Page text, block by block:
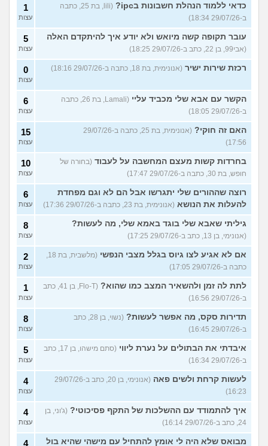
כדאי ללמוד הנהלת חשבונות בipc?
(lili, בת 25, כתבה
ב-29/07/26 18:34)
1
עצות
עובר תקופה קשה מיואש ולא יודע איך להיתקדם האלה
(אבי99, בן 22, כתב ב-29/07/26 18:25)
5
עצות
רכזת שירות ישיר (אנונימית, בת 18, כתבה ב-29/07/26 18:16) 0
עצות
הקשר עם אבא שלי מכביד עליי
(Lamali, בת 26, כתבה
ב-29/07/26 18:05)
6
עצות
האם זה חוקי?
(אנונימית, בת 25, כתבה ב-29/07/26
17:56)
15
עצות
בחרדות קשות מעצם המחשבה על לעבוד (בחורה של
חופש, בת 30, כתבה ב-29/07/26 17:47)
10
עצות
רוצה שההורים שלי יתגרשו אבל הם לא וגם מפחדת
להעלות את הנושא (אנונימית, בת 23, כתבה ב-29/07/26 17:36)
6
עצות
גיליתי שאבא שלי בוגד באמא שלי, מה לעשות?
(אנונימי, בן 13, כתב ב-29/07/26 17:25)
8
עצות
אם לא אגיע לצו גיוס בגלל מצבי הנפשי
כתבה ב-29/07/26 17:05)
2
עצות
לתת לה זמן ולהשאיר המצב כמו שהוא?
(Flo-T, בן 41, כתב
ב-29/07/26 16:56)
1
עצות
תדירות סקס, מה אפשר לעשות?
(נשוי, בן 28, כתב
ב-29/07/26 16:45)
8
עצות
איבדתי את הבתולים על נערת ליווי
(סתם מישהו, בן 17, כתב
ב-29/07/26 16:34)
5
עצות
לעשות קרחת ולשים פאה
(אנונימי, בן 20, כתב ב-29/07/26
16:23)
4
עצות
איך להתמודד עם ההשלכות של התקף פסיכוטי? (ג'וני, בן
24, כתב ב-29/07/26 16:14)
4
עצות
מבואס שלא היה לי אומץ להתחיל עם מישהי שהיא בול 4